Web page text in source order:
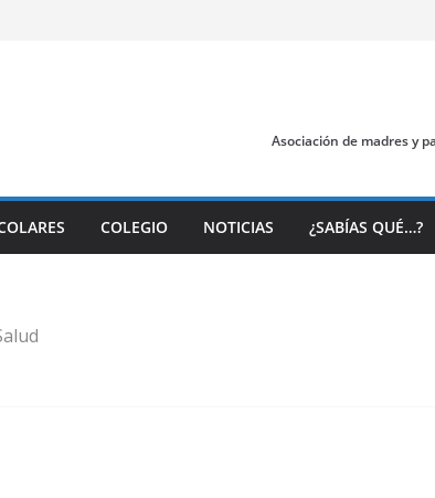
Asociación de madres y
COLEGIO NOTICIAS ¿SABÍAS QUÉ…?